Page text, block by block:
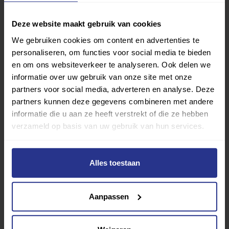
Deze website maakt gebruik van cookies
We gebruiken cookies om content en advertenties te
personaliseren, om functies voor social media te bieden
en om ons websiteverkeer te analyseren. Ook delen we
informatie over uw gebruik van onze site met onze
partners voor social media, adverteren en analyse. Deze
partners kunnen deze gegevens combineren met andere
informatie die u aan ze heeft verstrekt of die ze hebben
verzameld op basis van uw gebruik van hun services.
Alles toestaan
Aanpassen
Sportveld
NuAchtse Barrier Sportveld
beoordelen
Bekijk beoordelingen van Achtse Barrier
Overige buitenruimte